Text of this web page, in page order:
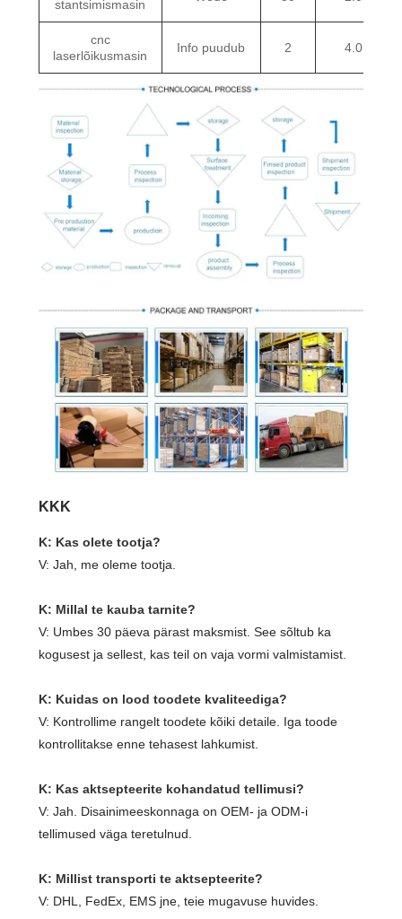
stantsimismasin
cnc
laserlõikusmasin
Info puudub 2 4.0
KKK
K: Kas olete tootja?
V: Jah, me oleme tootja.
K: Millal te kauba tarnite?
V: Umbes 30 päeva pärast maksmist. See sõltub ka
kogusest ja sellest, kas teil on vaja vormi valmistamist.
K: Kuidas on lood toodete kvaliteediga?
V: Kontrollime rangelt toodete kõiki detaile. Iga toode
kontrollitakse enne tehasest lahkumist.
K: Kas aktsepteerite kohandatud tellimusi?
V: Jah. Disainimeeskonnaga on OEM- ja ODM-i
tellimused väga teretulnud.
K: Millist transporti te aktsepteerite?
V: DHL, FedEx, EMS jne, teie mugavuse huvides.